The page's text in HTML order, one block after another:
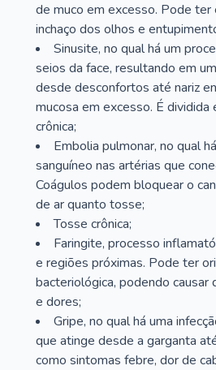
de muco em excesso. Pode ter
inchaço dos olhos e
Sinusite, no qual há um
seios da face, resultando em
desde desconfortos até nariz
mucosa em excesso. É dividida
crônica;
Embolia pulmonar, no qual
sanguíneo nas artérias que
Coágulos podem bloquear o
de ar quanto tosse;
Tosse crônica;
Faringite, processo
e regiões próximas. Pode ter
bacteriológica, podendo
e dores;
Gripe, no qual há uma
que atinge desde a garganta
como sintomas febre, dor de